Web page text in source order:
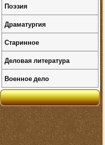
Поэзия
Драматургия
Старинное
Деловая литература
Военное дело